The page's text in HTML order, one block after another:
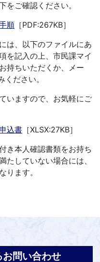
をご確認ください。
順 ［PDF:267KB］
は、以下のファイルにあ
を記入の上、市民課マイ
持ちいただくか、メー
ださい。
いますので、お気軽にご
込書 ［XLSX:27KB］
き本人確認書類をお持ち
たしていない場合には、
ります。
お問い合わせ